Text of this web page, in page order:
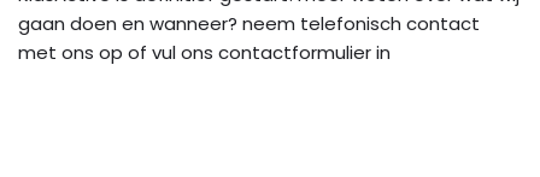
gaan doen en wanneer? neem telefonisch contact
met ons op of vul ons contactformulier in